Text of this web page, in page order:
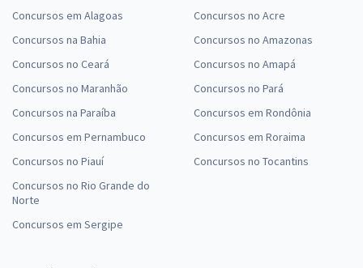
Concursos em Alagoas
Concursos na Bahia
Concursos no Ceará
Concursos no Maranhão
Concursos na Paraíba
Concursos em Pernambuco
Concursos no Piauí
Concursos no Rio Grande do
Norte
Concursos em Sergipe
Concursos no Acre
Concursos no Amazonas
Concursos no Amapá
Concursos no Pará
Concursos em Rondônia
Concursos em Roraima
Concursos no Tocantins